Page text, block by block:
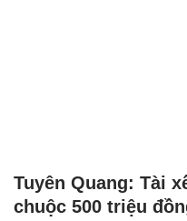
Tuyên Quang: Tài
chuộc 500 triệu